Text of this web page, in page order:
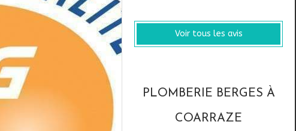
Voir tous les avis
PLOMBERIE BERGES À
COARRAZE